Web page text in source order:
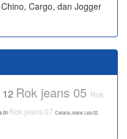
Rok jeans 05 Rok
01 Rok jeans 07 Celana Jeans Lea 02